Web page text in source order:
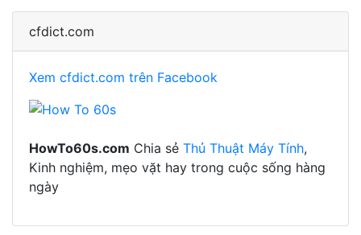
cfdict.com
Xem cfdict.com trên Facebook
HowTo60s.com Chia sẻ Thủ Thuật Máy Tính,
Kinh nghiệm, mẹo vặt hay trong cuộc sống hàng
ngày